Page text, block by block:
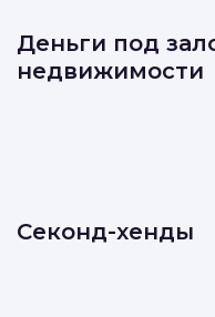
Деньги под
недвижимости
Секонд-хенды